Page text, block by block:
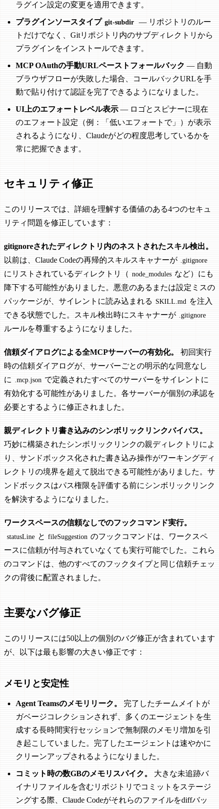
ラグイン設定の変更を適用できます。
プラグインソースタイプ git-subdir
— リポジトリのルー
トだけでなく、Gitリポジトリ内のサブディレクトリから
プラグインをインストールできます。
MCP OAuthの手動URLペーストフォールバック — 自動
ブラウザフローが失敗した場合、コールバックURLを手
動で貼り付けて認証を完了できるようになりました。
UI上のエフォートレベル表示— ロゴとスピナーに現在
のエフォート設定（例：「低いエフォートで」）が表示
されるようになり、Claudeがどの程度思考しているかを
常に把握できます。
セキュリティ修正
このリリースでは、詳細を理解する価値のある4つのセキュ
リティ問題を修正しています：
gitignoreされたディレクトリ内のネストされたスキル検出。
以前は、Claude Codeの再帰的スキルスキャナーが
.gitignore
にリストされているディレクトリ（ node_modules など）にも
降下する可能性がありました。悪意のあるまたは設定ミスの
パッケージが、サイレントに読み込まれる SKILL.md を注入
できる状態でした。スキル検出時にスキャナーが
.gitignore
ルールを尊重するようになりました。
信頼ダイアログによる全MCPサーバーの有効化。
初回実行
時の信頼ダイアログが、サーバーごとの明示的な同意なし
に
.mcp.json で定義されたすべてのサーバーをサイレントに
有効化する可能性がありました。各サーバーが個別の承認を
必要とするように修正されました。
親ディレクトリ書き込みのシンボリックリンクバイパス。
巧妙に構築されたシンボリックリンクの親ディレクトリによ
り、サンドボックス化された書き込み操作がワーキングディ
レクトリの境界を超えて脱出できる可能性がありました。サ
ンドボックスはパス権限を評価する前にシンボリックリンク
を解決するようになりました。
ワークスペースの信頼なしでのフックコマンド実行。
statusLine と fileSuggestion のフックコマンドは、ワークスペ
ースに信頼が付与されていなくても実行可能でした。これら
のコマンドは、他のすべてのフックタイプと同じ信頼チェッ
クの背後に配置されました。
主要なバグ修正
このリリースには50以上の個別のバグ修正が含まれています
が、以下は最も影響の大きい修正です：
メモリと安定性
Agent Teamsのメモリリーク。
完了したチームメイトが
ガベージコレクションされず、多くのエージェントを生
成する長時間実行セッションで無制限のメモリ増加を引
き起こしていました。完了したエージェントは速やかに
クリーンアップされるようになりました。
コミット時の数GBのメモリスパイク。
大きな未追跡バ
イナリファイルを含むリポジトリでコミットをステージ
ングする際、Claude Codeがそれらのファイルをdiffバッ